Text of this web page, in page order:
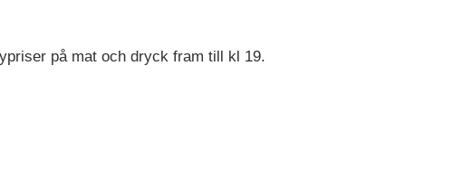
på mat och dryck fram till kl 19.